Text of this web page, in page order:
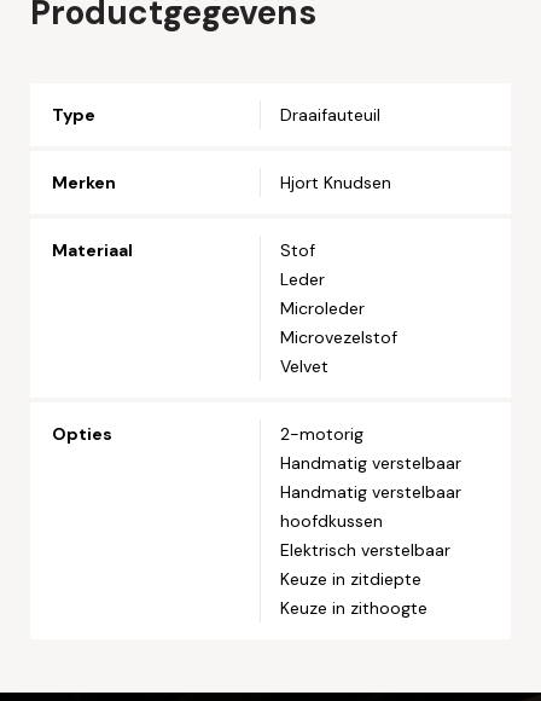
Let op: zorg dat alle velden met een * zijn ingevuld.
Productgegevens
Type Draaifauteuil
Merken Hjort Knudsen
Materiaal
Stof
Leder
Microleder
Microvezelstof
Velvet
Opties
2-motorig
Handmatig verstelbaar
Handmatig verstelbaar
hoofdkussen
Elektrisch verstelbaar
Keuze in zitdiepte
Keuze in zithoogte